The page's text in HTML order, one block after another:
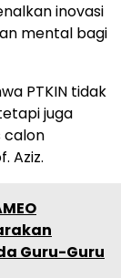
inovasi
mental bagi
PTKIN tidak
juga
calon
Aziz.
Guru-Guru